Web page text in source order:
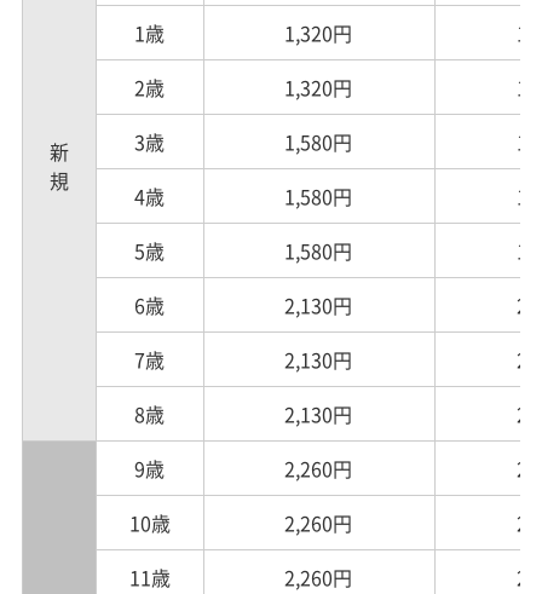
新規
1歳
2歳
3歳
4歳
5歳
6歳
7歳
8歳
9歳
10歳
11歳
1,320円
1,320円
1,580円
1,580円
1,580円
2,130円
2,130円
2,130円
2,260円
2,260円
2,260円